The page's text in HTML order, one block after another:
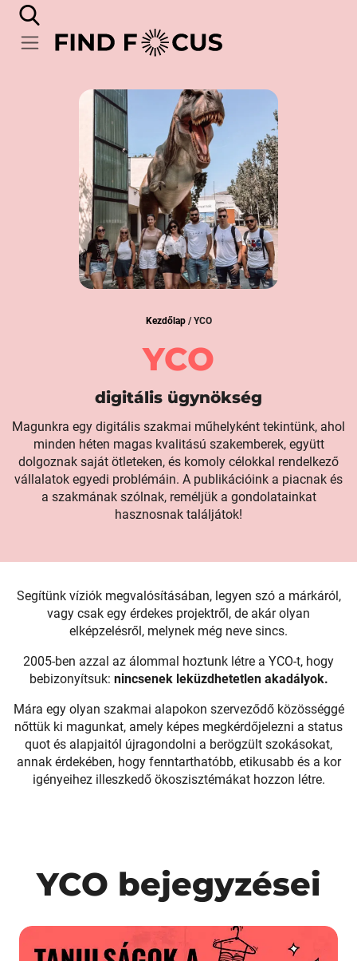
Kezdőlap/YCO
YCO
digitális ügynökség
Magunkra egy digitális szakmai műhelyként tekintünk, ahol
minden héten magas kvalitású szakemberek, együtt
dolgoznak saját ötleteken, és komoly célokkal rendelkező
vállalatok egyedi problémáin. A publikációink a piacnak és
a szakmának szólnak, reméljük a gondolatainkat
hasznosnak találjátok!
Segítünk víziók megvalósításában, legyen szó a márkáról,
vagy csak egy érdekes projektről, de akár olyan
elképzelésről, melynek még neve sincs.
2005-ben azzal az álommal hoztunk létre a YCO-t, hogy
bebizonyítsuk: nincsenek leküzdhetetlen akadályok.
Mára egy olyan szakmai alapokon szerveződő közösséggé
nőttük ki magunkat, amely képes megkérdőjelezni a status
quot és alapjaitól újragondolni a berögzült szokásokat,
annak érdekében, hogy fenntarthatóbb, etikusabb és a kor
igényeihez illeszkedő ökoszisztémákat hozzon létre.
YCO bejegyzései